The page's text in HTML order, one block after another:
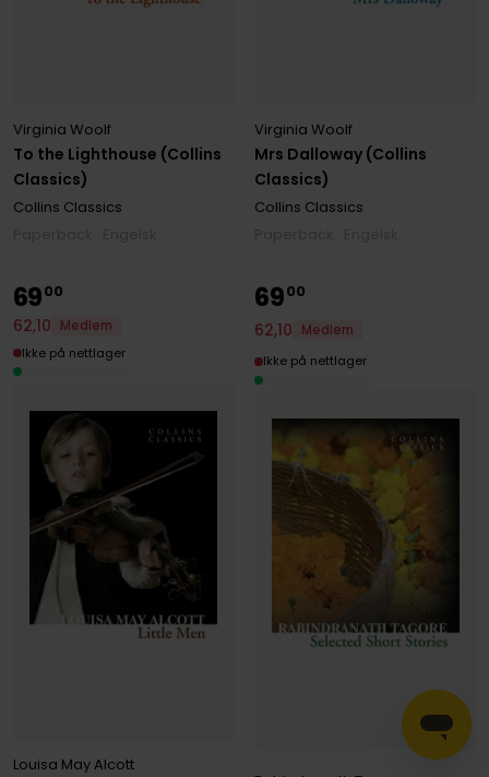
To the Lighthouse (Collins
Classics)
Virginia Woolf
Collins Classics
Mrs Dalloway (Collins
Classics)
Virginia Woolf
Collins Classics
Louisa May Alcott
6900
62,10
Medlem
Ikke på nettlager
6900
62,10
Medlem
Ikke på nettlager